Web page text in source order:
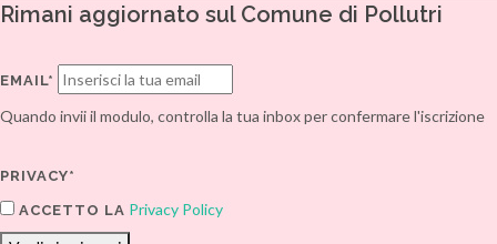
Rimani aggiornato sul Comune di Pollutri
EMAIL*
Quando invii il modulo, controlla la tua inbox per confermare l'iscrizione
PRIVACY*
ACCETTO LA Privacy Policy